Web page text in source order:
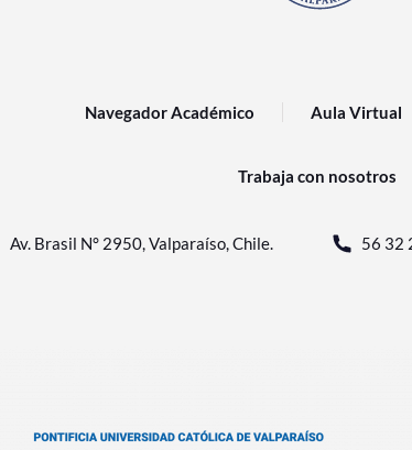
Navegador Académico Aula Virtual
Trabaja con nosotros
Av. Brasil N° 2950, Valparaíso, Chile. 56 32